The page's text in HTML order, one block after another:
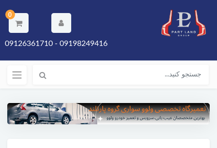
0
09198249416 - 09126361710